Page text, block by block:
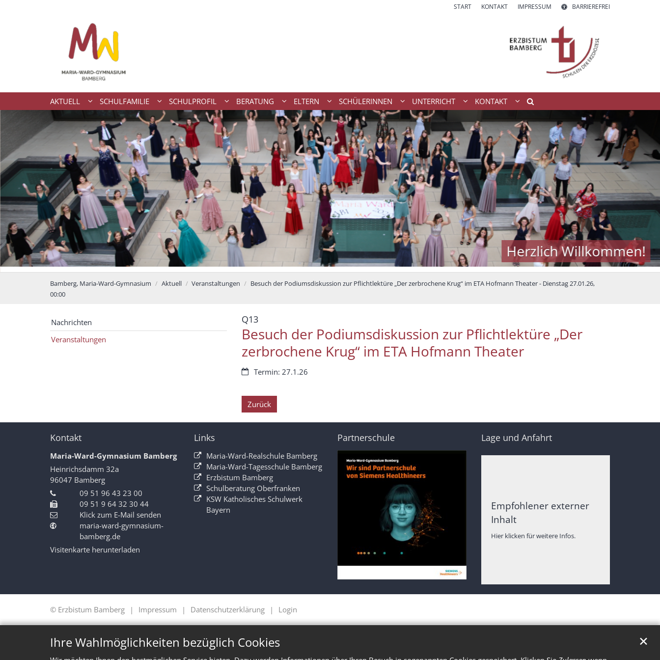
Ihre Wahlmöglichkeiten bezüglich Cookies ✕
START KONTAKT IMPRESSUM BARRIEREFREI
AKTUELL SCHULFAMILIE SCHULPROFIL BERATUNG ELTERN SCHÜLERINNEN UNTERRICHT KONTAKT
Herzlich Willkommen!
Bamberg, Maria-Ward-Gymnasium Aktuell Veranstaltungen
Besuch der Podiumsdiskussion zur Pflichtlektüre „Der zerbrochene Krug“ im ETA Hofmann Theater - Dienstag 27.01.26,
00:00
Q13:
Besuch der Podiumsdiskussion zur Pflichtlektüre „Der
zerbrochene Krug“ im ETA Hofmann Theater
Datum:Termin: 27.1.26
Zurück
Nachrichten
Veranstaltungen
Kontakt
Maria-Ward-Gymnasium Bamberg
Heinrichsdamm 32a
96047 Bamberg
09 51 96 43 23 00
09 51 9 64 32 30 44
Klick zum E-Mail senden
maria-ward-gymnasium-
bamberg.de
Visitenkarte herunterladen
Links
Maria-Ward-Realschule Bamberg
Maria-Ward-Tagesschule Bamberg
Erzbistum Bamberg
Schulberatung Oberfranken
KSW Katholisches Schulwerk
Bayern
Partnerschule Lage und Anfahrt
Empfohlener externer
Inhalt
Hier klicken für weitere Infos.
© Erzbistum Bamberg Impressum Datenschutzerklärung Login